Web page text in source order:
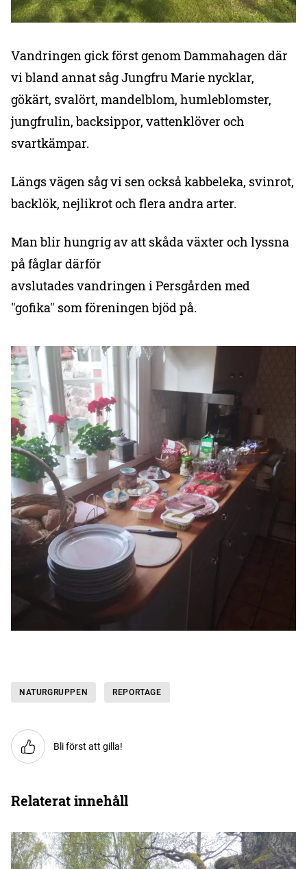
Vandringen gick först genom Dammahagen där
vi bland annat såg Jungfru Marie nycklar,
gökärt, svalört, mandelblom, humleblomster,
jungfrulin, backsippor, vattenklöver och
svartkämpar.
Längs vägen såg vi sen också kabbeleka, svinrot,
backlök, nejlikrot och flera andra arter.
Man blir hungrig av att skåda växter och lyssna
på fåglar därför
avslutades vandringen i Persgården med
"gofika" som föreningen bjöd på.
NATURGRUPPEN REPORTAGE
Bli först att gilla!
Relaterat innehåll